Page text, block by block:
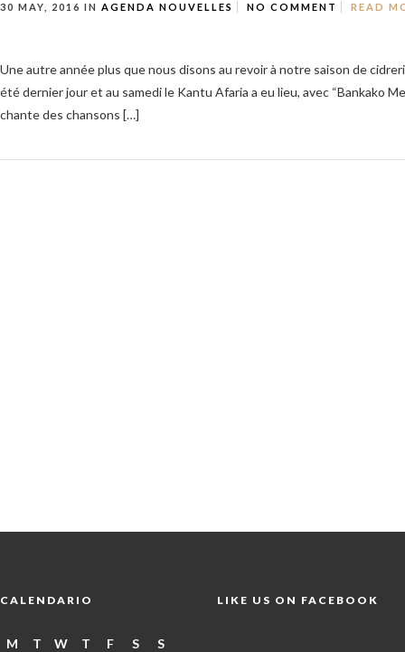
30 MAY, 2016 IN AGENDA NOUVELLES NO COMMENT READ
Une autre année plus que nous disons au revoir à notre saison de
été dernier jour et au samedi le Kantu Afaria a eu lieu, avec “Bankako
chante des chansons […]
CALENDARIO
M T W T F S S
LIKE US ON FACEBOOK